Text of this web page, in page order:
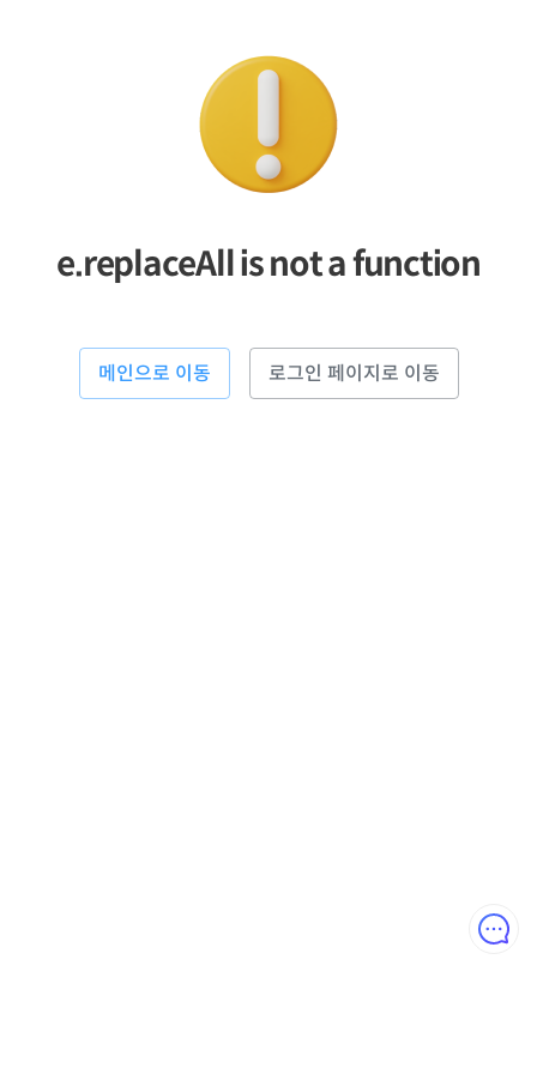
e.replaceAll is not a function
메인으로 이동 로그인 페이지로 이동